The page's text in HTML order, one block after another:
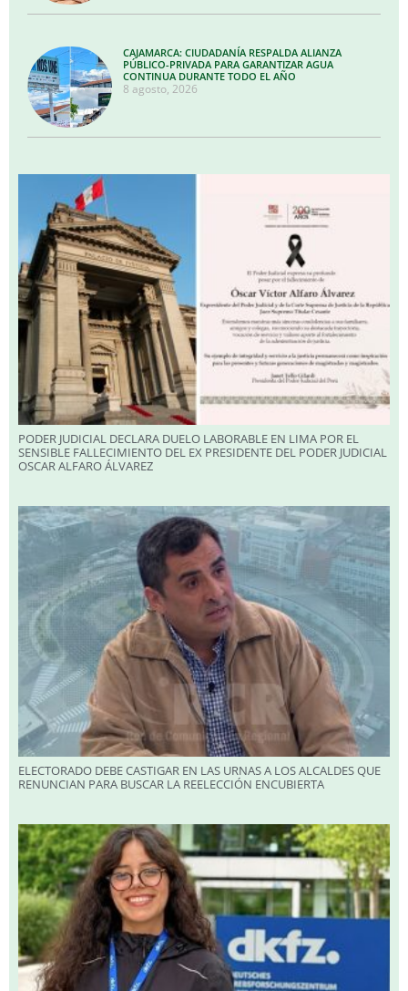
CAJAMARCA: CIUDADANÍA RESPALDA ALIANZA
PÚBLICO-PRIVADA PARA GARANTIZAR AGUA
CONTINUA DURANTE TODO EL AÑO
8 agosto, 2026
PODER JUDICIAL DECLARA DUELO LABORABLE EN LIMA POR EL
SENSIBLE FALLECIMIENTO DEL EX PRESIDENTE DEL PODER JUDICIAL
OSCAR ALFARO ÁLVAREZ
ELECTORADO DEBE CASTIGAR EN LAS URNAS A LOS ALCALDES QUE
RENUNCIAN PARA BUSCAR LA REELECCIÓN ENCUBIERTA